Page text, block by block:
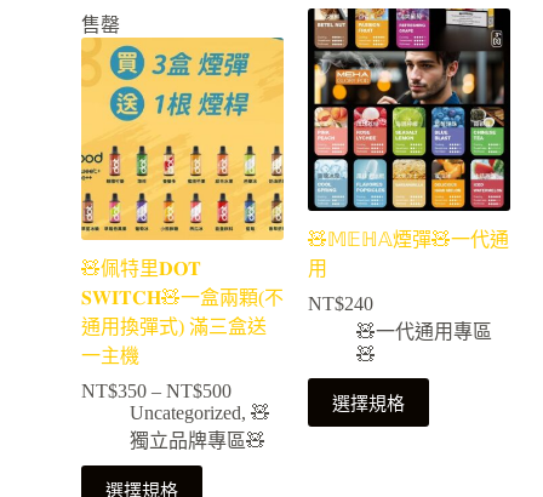
售罄
🧸佩特里𝐃𝐎𝐓
𝐒𝐖𝐈𝐓𝐂𝐇🧸一盒兩顆(不
通用換彈式) 滿三盒送
一主機
NT$350 – NT$500
Uncategorized, 🧸
獨立品牌專區🧸
選擇規格
🧸𝕄𝔼ℍ𝔸煙彈🧸一代通
用
NT$240
🧸一代通用專區
🧸
選擇規格